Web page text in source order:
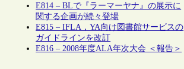
E814 – BLで『ラーマーヤナ』の展示に
関する企画が続々登場
E815 – IFLA，YA向け図書館サービスの
ガイドラインを改訂
E816 – 2008年度ALA年次大会 ＜報告＞